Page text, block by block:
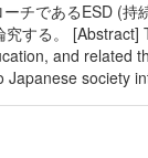
チであるESD (持
する。
and related
society